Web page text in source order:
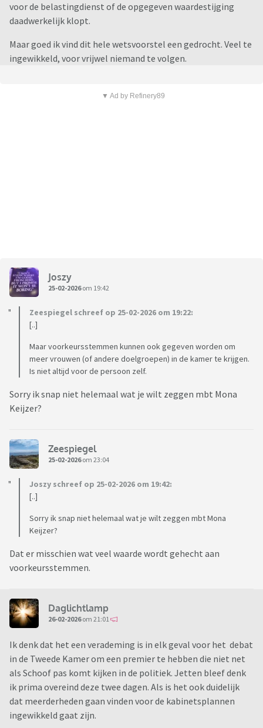
voor de belastingdienst of de opgegeven waardestijging
daadwerkelijk klopt.
Maar goed ik vind dit hele wetsvoorstel een gedrocht. Veel te
ingewikkeld, voor vrijwel niemand te volgen.
▼ Ad by Refinery89
Joszy
25-02-2026om 19:42
Zeespiegel schreef op 25-02-2026 om 19:22:
[..]
Maar voorkeursstemmen kunnen ook gegeven worden om
meer vrouwen (of andere doelgroepen) in de kamer te krijgen.
Is niet altijd voor de persoon zelf.
Sorry ik snap niet helemaal wat je wilt zeggen mbt Mona
Keijzer?
Zeespiegel
25-02-2026om 23:04
Joszy schreef op 25-02-2026 om 19:42:
[..]
Sorry ik snap niet helemaal wat je wilt zeggen mbt Mona
Keijzer?
Dat er misschien wat veel waarde wordt gehecht aan
voorkeursstemmen.
Daglichtlamp
26-02-2026om 21:01
Ik denk dat het een verademing is in elk geval voor het debat
in de Tweede Kamer om een premier te hebben die niet net
als Schoof pas komt kijken in de politiek. Jetten bleef denk
ik prima overeind deze twee dagen. Als is het ook duidelijk
dat meerderheden gaan vinden voor de kabinetsplannen
ingewikkeld gaat zijn.